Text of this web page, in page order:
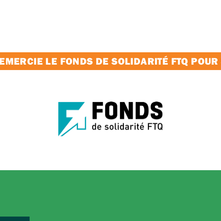
LE FONDS DE SOLIDARITÉ FTQ